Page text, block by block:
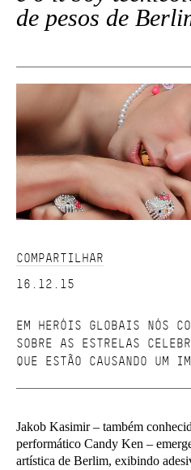
de pesos de
COMPARTILHAR
16.12.15
EM HERÓIS GLOBAIS NÓS
SOBRE AS ESTRELAS
QUE ESTÃO CAUSANDO UM
Jakob Kasimir – também
performático Candy Ken –
artística de Berlim, exibindo